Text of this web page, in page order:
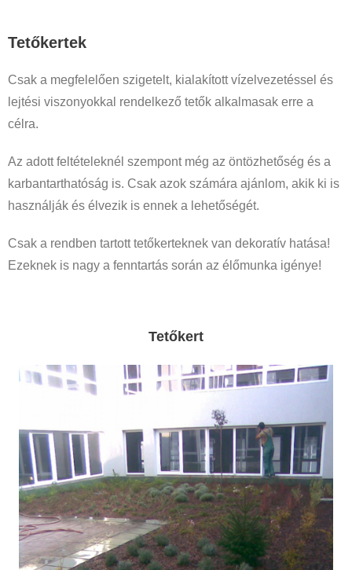
Tetőkertek
Csak a megfelelően szigetelt, kialakított vízelvezetéssel és
lejtési viszonyokkal rendelkező tetők alkalmasak erre a
célra.
Az adott feltételeknél szempont még az öntözhetőség és a
karbantarthatóság is. Csak azok számára ajánlom, akik ki is
használják és élvezik is ennek a lehetőségét.
Csak a rendben tartott tetőkerteknek van dekoratív hatása!
Ezeknek is nagy a fenntartás során az élőmunka igénye!
Tetőkert